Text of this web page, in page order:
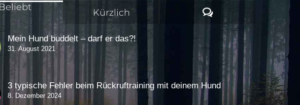
Beliebt Kürzlich Kommentare
Mein Hund buddelt – darf er das?!
31. August 2021
3 typische Fehler beim Rückruftraining mit deinem Hund
8. Dezember 2024